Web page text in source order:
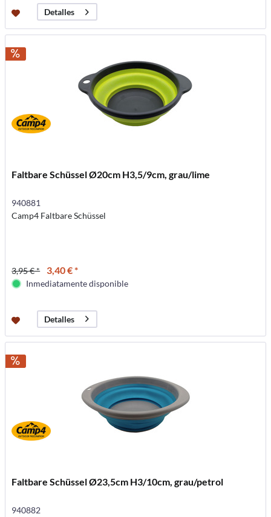
Detalles
Faltbare Schüssel Ø20cm H3,5/9cm, grau/lime
940881
Camp4 Faltbare Schüssel
3,95 € * 3,40 € *
Inmediatamente disponible
Detalles
Faltbare Schüssel Ø23,5cm H3/10cm, grau/petrol
940882